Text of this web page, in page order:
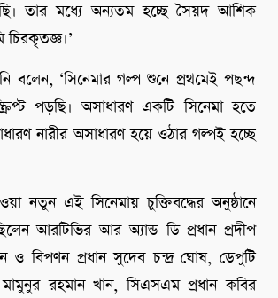
তার মধ্যে অন্যতম হচ্ছে সৈয়দ আশিক
বলেন, ‘সিনেমার গল্প শুনে প্রথমেই পছন্দ
পড়ছি। অসাধারণ একটি সিনেমা হতে
নারীর অসাধারণ হয়ে ওঠার গল্পই হচ্ছে
নতুন এই সিনেমায় চুক্তিবদ্ধের অনুষ্ঠানে
আরটিভির আর অ্যান্ড ডি প্রধান প্রদীপ
ও বিপণন প্রধান সুদেব চন্দ্র ঘোষ, ডেপুটি
রহমান খান, সিএসএম প্রধান কবির